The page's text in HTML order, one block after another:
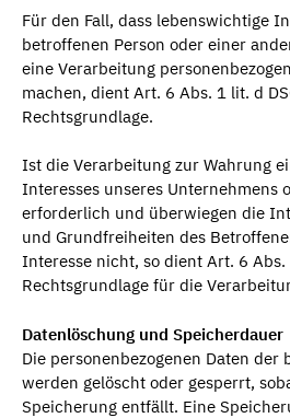
Für den Fall, dass lebenswichtige
betroffenen Person oder einer
eine Verarbeitung
machen, dient Art. 6 Abs. 1 lit. d
Rechtsgrundlage.
Ist die Verarbeitung zur Wahrung
Interesses unseres Unternehmens
erforderlich und überwiegen die
und Grundfreiheiten des
Interesse nicht, so dient Art. 6 Abs.
Rechtsgrundlage für die
Datenlöschung und Speicherdauer
Die personenbezogenen Daten der
werden gelöscht oder gesperrt,
Speicherung entfällt. Eine